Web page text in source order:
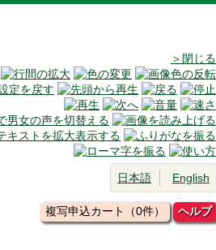
＞閉じる
日本語 English
複写申込カート（0件） ヘルプ